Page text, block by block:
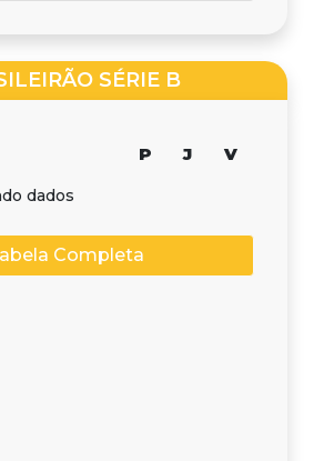
SÉRIE B
P J V
dados
Completa